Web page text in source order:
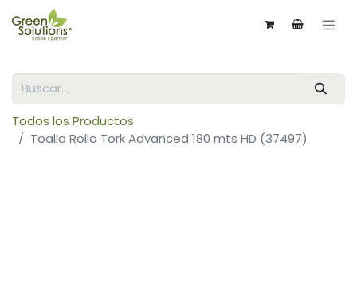
Todos los Productos
Toalla Rollo Tork Advanced 180 mts HD (37497)